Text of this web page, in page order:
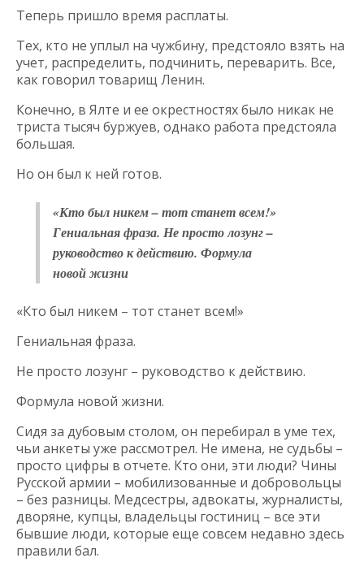
Теперь пришло время расплаты.
Тех, кто не уплыл на чужбину, предстояло взять на
учет, распределить, подчинить, переварить. Все,
как говорил товарищ Ленин.
Конечно, в Ялте и ее окрестностях было никак не
триста тысяч буржуев, однако работа предстояла
большая.
Но он был к ней готов.
«Кто был никем – тот станет всем!»
Гениальная фраза. Не просто лозунг –
руководство к действию. Формула
новой жизни
«Кто был никем – тот станет всем!»
Гениальная фраза.
Не просто лозунг – руководство к действию.
Формула новой жизни.
Сидя за дубовым столом, он перебирал в уме тех,
чьи анкеты уже рассмотрел. Не имена, не судьбы –
просто цифры в отчете. Кто они, эти люди? Чины
Русской армии – мобилизованные и добровольцы
– без разницы. Медсестры, адвокаты, журналисты,
дворяне, купцы, владельцы гостиниц – все эти
бывшие люди, которые еще совсем недавно здесь
правили бал.